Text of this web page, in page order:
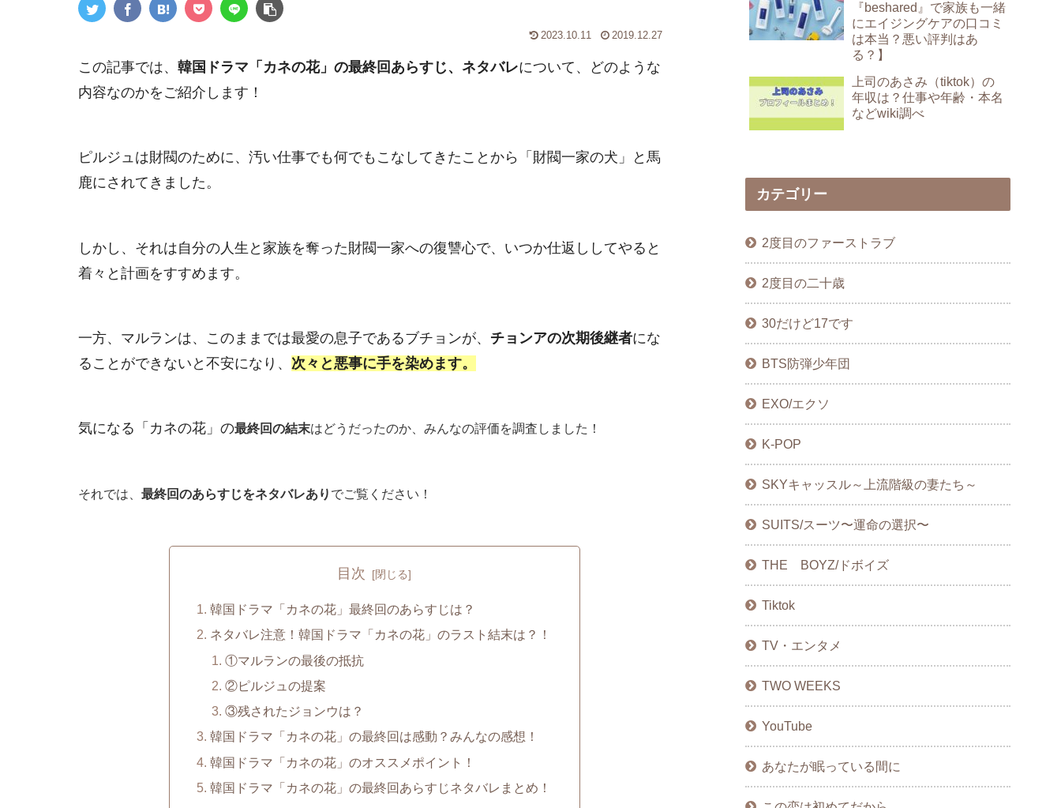
2023.10.11 2019.12.27
この記事では、 韓国ドラマ「カネの花」の最終回あらすじ、ネタバレについて、どのような
内容なのかをご紹介します！
ピルジュは財閥のために、汚い仕事でも何でもこなしてきたことから「財閥一家の犬」と馬
鹿にされてきました。
しかし、それは自分の人生と家族を奪った財閥一家への復讐心で、いつか仕返ししてやると
着々と計画をすすめます。
一方、マルランは、このままでは最愛の息子であるブチョンが、 チョンアの次期後継者にな
ることができないと不安になり、 次々と悪事に手を染めます。
気になる「カネの花」の最終回の結末はどうだったのか、みんなの評価を調査しました！
それでは、 最終回のあらすじをネタバレあり でご覧ください！
目次
韓国ドラマ「カネの花」最終回のあらすじは？
ネタバレ注意！韓国ドラマ「カネの花」のラスト結末は？！
①マルランの最後の抵抗
②ピルジュの提案
③残されたジョンウは？
韓国ドラマ「カネの花」の最終回は感動？みんなの感想！
韓国ドラマ「カネの花」のオススメポイント！
韓国ドラマ「カネの花」の最終回あらすじネタバレまとめ！
『beshared』で家族も一緒
にエイジングケアの口コミ
は本当？悪い評判はあ
る？】
上司のあさみ（tiktok）の
年収は？仕事や年齢・本名
などwiki調べ
カテゴリー
2度目のファーストラブ
2度目の二十歳
30だけど17です
BTS防弾少年団
EXO/エクソ
K-POP
SKYキャッスル～上流階級の妻たち～
SUITS/スーツ〜運命の選択〜
THE BOYZ/ドボイズ
Tiktok
TV・エンタメ
TWO WEEKS
YouTube
あなたが眠っている間に